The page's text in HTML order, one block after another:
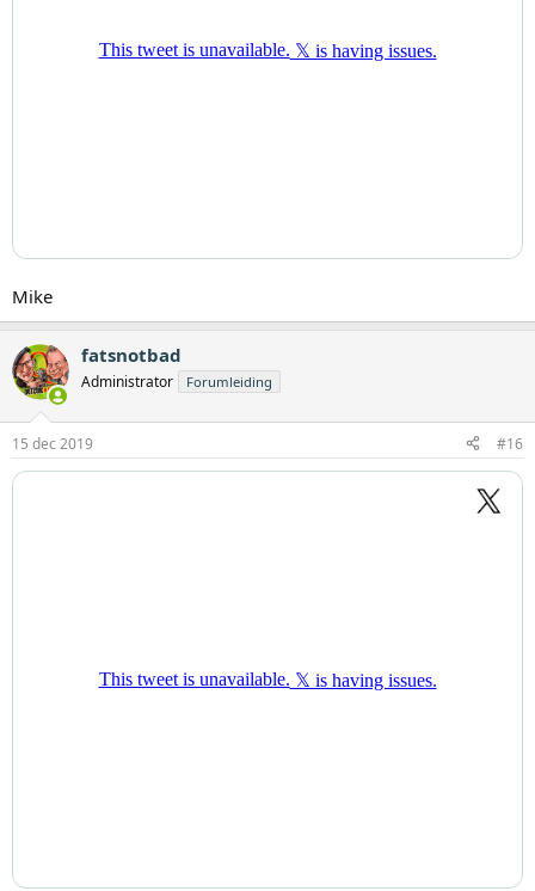
Mike
fatsnotbad
Administrator Forumleiding
15 dec 2019 #16